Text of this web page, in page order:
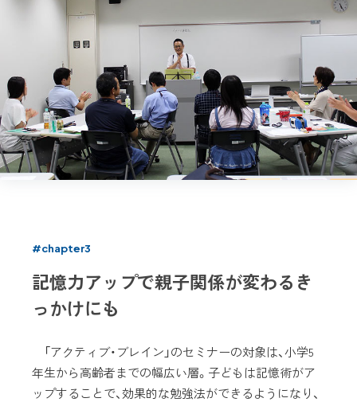
#chapter3
記憶力アップで親子関係が変わるき
っかけにも
「アクティブ・ブレイン」のセミナーの対象は、小学5
年生から高齢者までの幅広い層。子どもは記憶術がア
ップすることで、効果的な勉強法ができるようになり、